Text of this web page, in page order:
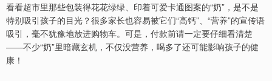
看看超市里那些包装得花花绿绿、印着可爱卡通图案的“奶”，是不是
特别吸引孩子的目光？很多家长也容易被它们“高钙”、“营养”的宣传语
吸引，毫不犹豫地放进购物车。可是，付款前请一定要仔细看清楚
——不少“奶”里暗藏玄机，不仅没营养，喝多了还可能影响孩子的健
康！